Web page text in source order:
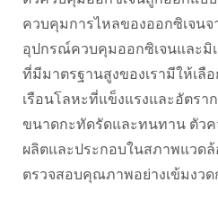
ควบคุมการไหลของออกซิเจนจ
อุปกรณ์ควบคุมออกซิเจนและมิ
ที่มีมาตรฐานสูงของเรามีให้เลื
เรือนโลหะที่แข็งแรงและอัตร
ขนาดกะทัดรัดและทนทาน ตัวค
ผลิตและประกอบในสภาพแวด
ตรวจสอบคุณภาพอย่างเข้มงวด